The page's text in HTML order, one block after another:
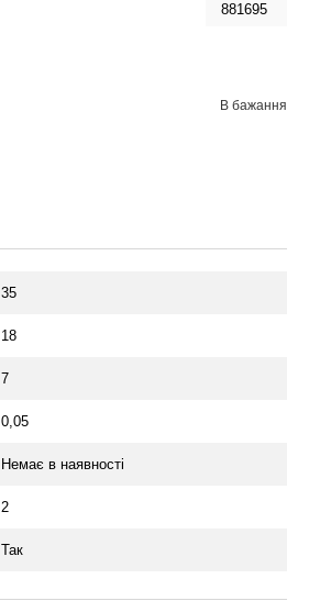
881695
В бажання
35
18
7
0,05
Немає в наявності
2
Так